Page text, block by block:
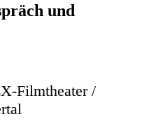
und
Filmtheater /